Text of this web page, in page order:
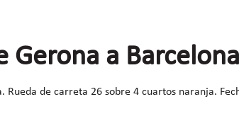
Gerona a Barcelona
Rueda de carreta 26 sobre 4 cuartos naranja.